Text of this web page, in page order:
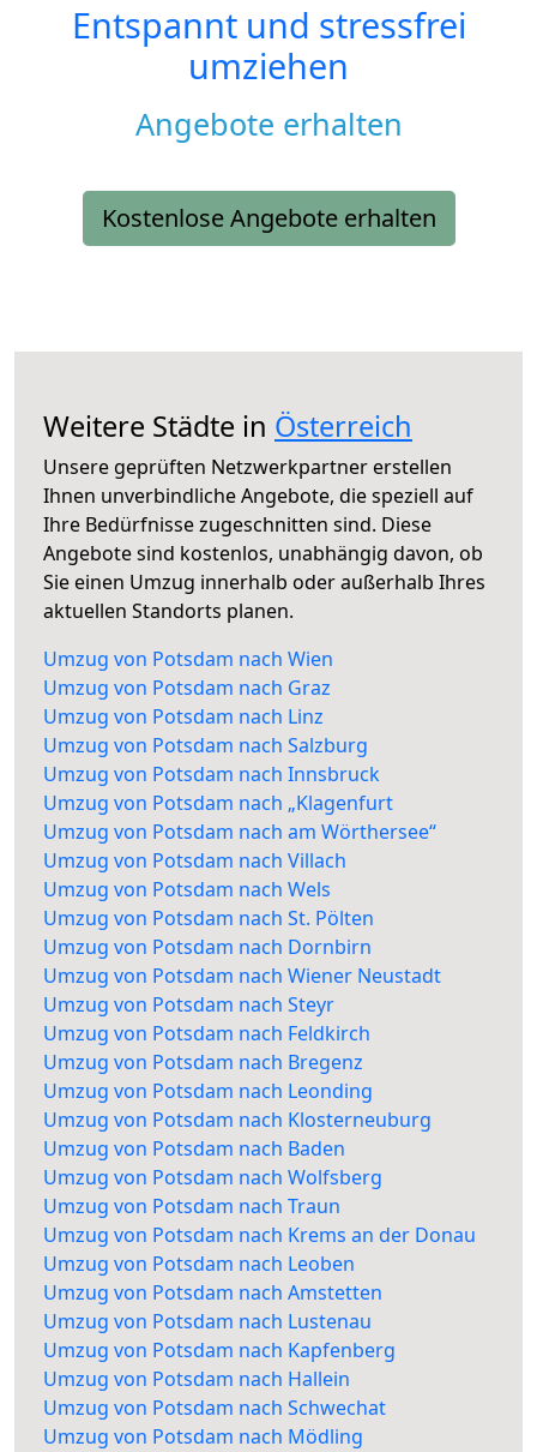
Entspannt und stressfrei
umziehen
Angebote erhalten
Kostenlose Angebote erhalten
Weitere Städte in Österreich
Unsere geprüften Netzwerkpartner erstellen
Ihnen unverbindliche Angebote, die speziell auf
Ihre Bedürfnisse zugeschnitten sind. Diese
Angebote sind kostenlos, unabhängig davon, ob
Sie einen Umzug innerhalb oder außerhalb Ihres
aktuellen Standorts planen.
Umzug von Potsdam nach Wien
Umzug von Potsdam nach Graz
Umzug von Potsdam nach Linz
Umzug von Potsdam nach Salzburg
Umzug von Potsdam nach Innsbruck
Umzug von Potsdam nach „Klagenfurt
Umzug von Potsdam nach am Wörthersee“
Umzug von Potsdam nach Villach
Umzug von Potsdam nach Wels
Umzug von Potsdam nach St. Pölten
Umzug von Potsdam nach Dornbirn
Umzug von Potsdam nach Wiener Neustadt
Umzug von Potsdam nach Steyr
Umzug von Potsdam nach Feldkirch
Umzug von Potsdam nach Bregenz
Umzug von Potsdam nach Leonding
Umzug von Potsdam nach Klosterneuburg
Umzug von Potsdam nach Baden
Umzug von Potsdam nach Wolfsberg
Umzug von Potsdam nach Traun
Umzug von Potsdam nach Krems an der Donau
Umzug von Potsdam nach Leoben
Umzug von Potsdam nach Amstetten
Umzug von Potsdam nach Lustenau
Umzug von Potsdam nach Kapfenberg
Umzug von Potsdam nach Hallein
Umzug von Potsdam nach Schwechat
Umzug von Potsdam nach Mödling